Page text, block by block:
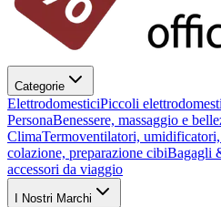
Categorie
ElettrodomesticiPiccoli
PersonaBenessere, massaggio e
ClimaTermoventilatori,
colazione, preparazione cibiBagagli
accessori da viaggio
I Nostri Marchi